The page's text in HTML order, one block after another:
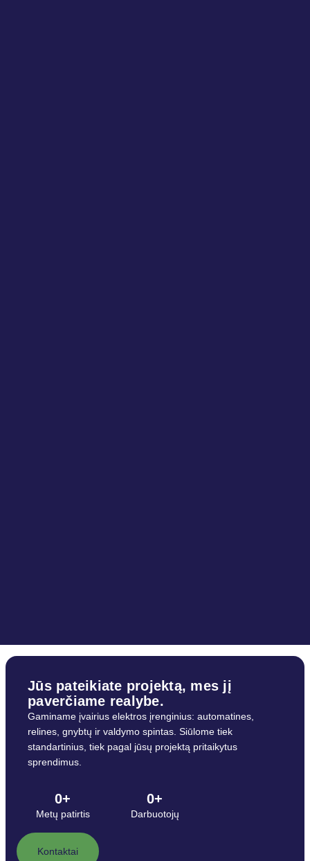
Jūs pateikiate projektą, mes jį
paverčiame realybe.
Gaminame įvairius elektros įrenginius: automatines,
relines, gnybtų ir valdymo spintas. Siūlome tiek
standartinius, tiek pagal jūsų projektą pritaikytus
sprendimus.
Metų patirtis
0+
Darbuotojų
0+
Kontaktai